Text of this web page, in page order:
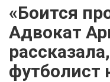
«Боится
Адвокат
футболист